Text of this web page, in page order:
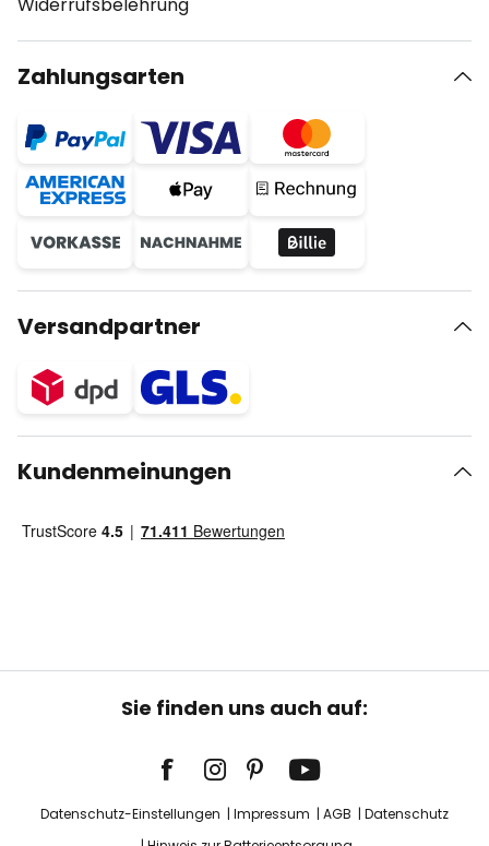
Zahlungsarten
Versandpartner
Kundenmeinungen
Sie finden uns auch auf:
Datenschutz-Einstellungen Impressum AGB
Datenschutz